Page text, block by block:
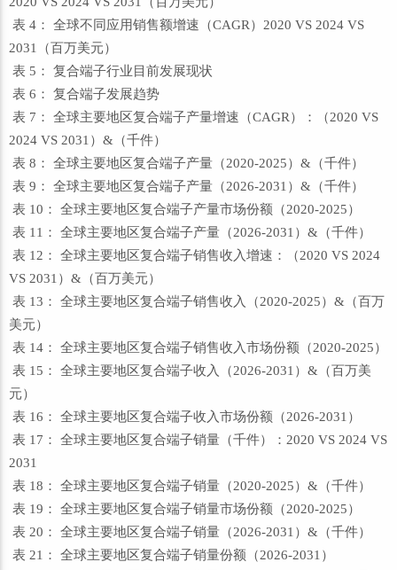
表 4： 全球不同应用销售额增速（CAGR）2020 VS 2024 VS
2031（百万美元）
表 5： 复合端子行业目前发展现状
表 6： 复合端子发展趋势
表 7： 全球主要地区复合端子产量增速（CAGR）：（2020 VS
2024 VS 2031）&（千件）
表 8： 全球主要地区复合端子产量（2020-2025）&（千件）
表 9： 全球主要地区复合端子产量（2026-2031）&（千件）
表 10： 全球主要地区复合端子产量市场份额（2020-2025）
表 11： 全球主要地区复合端子产量（2026-2031）&（千件）
表 12： 全球主要地区复合端子销售收入增速：（2020 VS 2024
VS 2031）&（百万美元）
表 13： 全球主要地区复合端子销售收入（2020-2025）&（百万
美元）
表 14： 全球主要地区复合端子销售收入市场份额（2020-2025）
表 15： 全球主要地区复合端子收入（2026-2031）&（百万美
元）
表 16： 全球主要地区复合端子收入市场份额（2026-2031）
表 17： 全球主要地区复合端子销量（千件）：2020 VS 2024 VS
2031
表 18： 全球主要地区复合端子销量（2020-2025）&（千件）
表 19： 全球主要地区复合端子销量市场份额（2020-2025）
表 20： 全球主要地区复合端子销量（2026-2031）&（千件）
表 21： 全球主要地区复合端子销量份额（2026-2031）